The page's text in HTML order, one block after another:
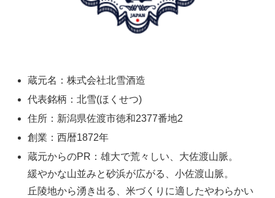
蔵元名：株式会社北雪酒造
代表銘柄：北雪(ほくせつ)
住所：新潟県佐渡市徳和2377番地2
創業：西暦1872年
蔵元からのPR：雄大で荒々しい、大佐渡山脈。
緩やかな山並みと砂浜が広がる、小佐渡山脈。
丘陵地から湧き出る、米づくりに適したやわらかい